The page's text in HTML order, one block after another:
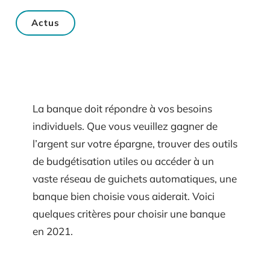
Actus
La banque doit répondre à vos besoins
individuels. Que vous veuillez gagner de
l’argent sur votre épargne, trouver des outils
de budgétisation utiles ou accéder à un
vaste réseau de guichets automatiques, une
banque bien choisie vous aiderait. Voici
quelques critères pour choisir une banque
en 2021.